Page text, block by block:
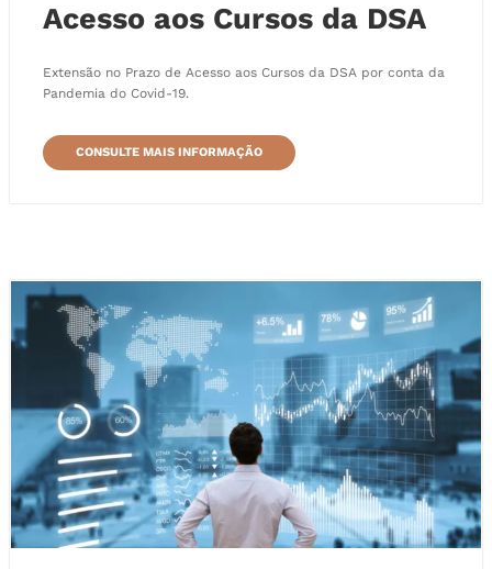
Acesso aos Cursos da DSA
Extensão no Prazo de Acesso aos Cursos da DSA por conta da
Pandemia do Covid-19.
CONSULTE MAIS INFORMAÇÃO